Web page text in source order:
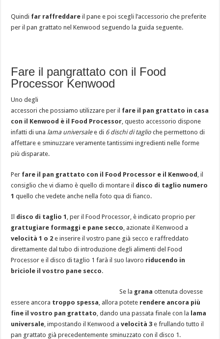
Quindi far raffreddare il pane e poi scegli l’accessorio che preferite
per il pan grattato nel Kenwood seguendo la guida seguente.
Fare il pangrattato con il Food
Processor Kenwood
Uno degli
accessori che possiamo utilizzare per il fare il pan grattato in casa
con il Kenwood è il Food Processor , questo accessorio dispone
infatti di una lama universalee di 6 dischi di taglio che permettono di
affettare e sminuzzare veramente tantissimi ingredienti nelle forme
più disparate.
Per fare il pan grattato con il Food Processor e il Kenwood , il
consiglio che vi diamo è quello di montare il disco di taglio numero
1 quello che vedete anche nella foto qua di fianco.
Il disco di taglio 1 , per il Food Processor, è indicato proprio per
grattugiare formaggi e pane secco , azionate il Kenwood a
velocità 1 o 2 e inserire il vostro pane già secco e raffreddato
direttamente dal tubo di introduzione degli alimenti del Food
Processor e il disco di taglio 1 farà il suo lavoro riducendo in
briciole il vostro pane secco.
Se la grana ottenuta dovesse
essere ancora troppo spessa , allora potete rendere ancora più
fine il vostro pan grattato , dando una passata finale con la lama
universale , impostando il Kenwood avelocità 3 e frullando tutto il
pan grattato già precedentemente sminuzzato con il disco 1.